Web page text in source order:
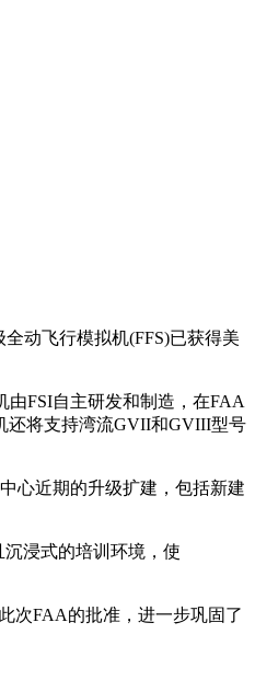
动飞行模拟机(FFS)已获得美
FSI自主研发和制造，在FAA
还将支持湾流GVII和GVIII型号
心近期的升级扩建，包括新建
沉浸式的培训环境，使
次FAA的批准，进一步巩固了